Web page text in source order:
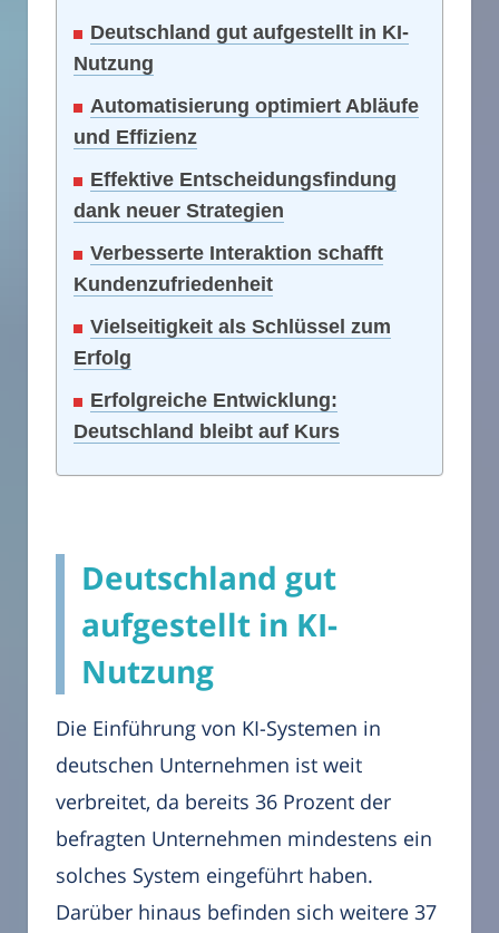
Deutschland gut aufgestellt in KI-
Nutzung
Automatisierung optimiert Abläufe
und Effizienz
Effektive Entscheidungsfindung
dank neuer Strategien
Verbesserte Interaktion schafft
Kundenzufriedenheit
Vielseitigkeit als Schlüssel zum
Erfolg
Erfolgreiche Entwicklung:
Deutschland bleibt auf Kurs
Deutschland gut
aufgestellt in KI-
Nutzung
Die Einführung von KI-Systemen in
deutschen Unternehmen ist weit
verbreitet, da bereits 36 Prozent der
befragten Unternehmen mindestens ein
solches System eingeführt haben.
Darüber hinaus befinden sich weitere 37